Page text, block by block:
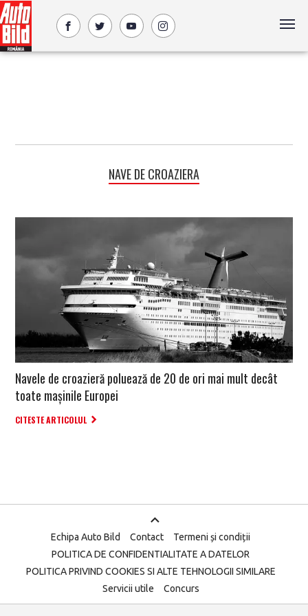
NAVE DE CROAZIERA
Navele de croazieră poluează de 20 de ori mai mult decât
toate mașinile Europei
CITESTE ARTICOLUL
Echipa Auto Bild Contact
Termeni și condiții
POLITICA DE CONFIDENTIALITATE A DATELOR
POLITICA PRIVIND COOKIES SI ALTE TEHNOLOGII SIMILARE
Servicii utile
Concurs